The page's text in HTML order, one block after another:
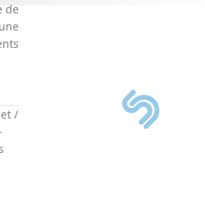
de
/